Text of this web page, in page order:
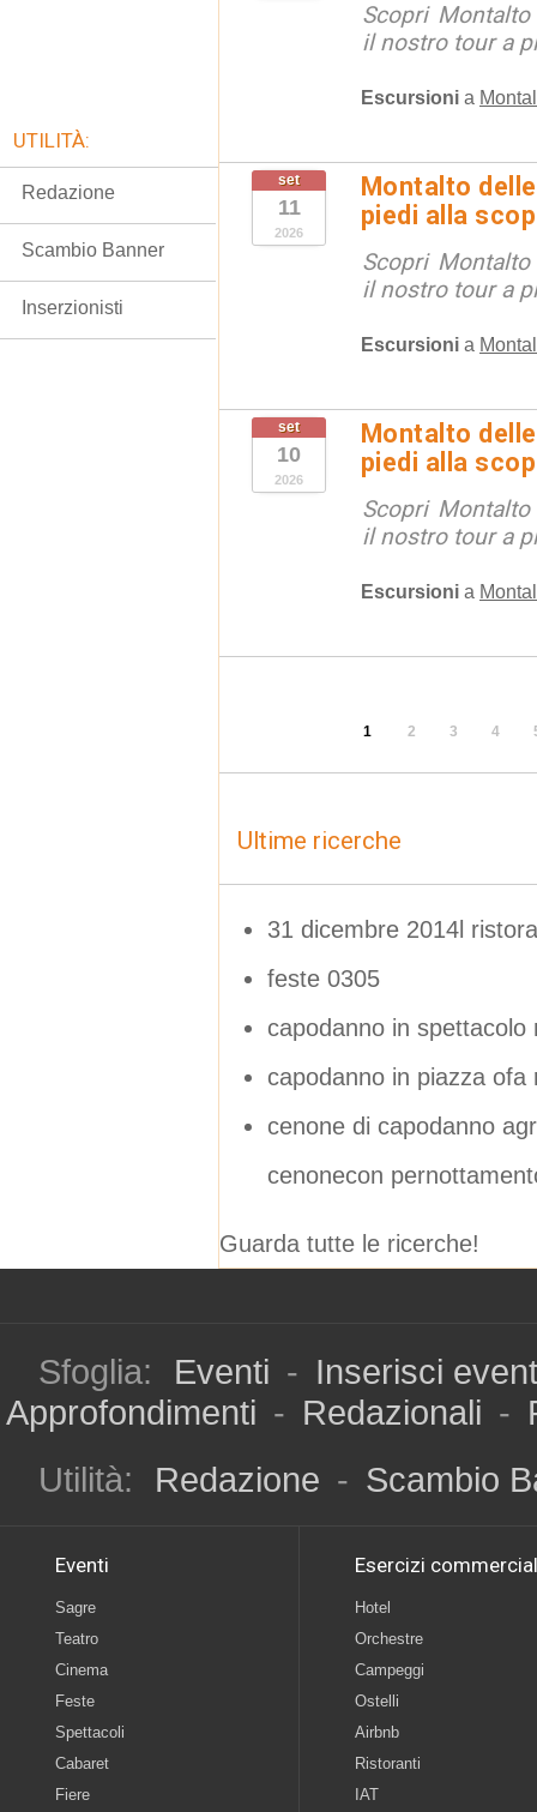
Scopri
il nostro tour a
Escursioni a
set
11
2026
Montalto
piedi alla
Scopri
il nostro tour a
Escursioni a
set
10
2026
Montalto
piedi alla
Scopri
il nostro tour a
Escursioni a
1 2 3 4
Ultime ricerche
31 dicembre 2014l
feste 0305
capodanno in spettacolo
capodanno in piazza ofa
cenone di capodanno
cenonecon
Guarda tutte le ricerche!
UTILITÀ:
Redazione
Scambio Banner
Inserzionisti
Sfoglia: Eventi - Inserisci
Approfondimenti - Redazionali -
Utilità:
Redazione - Scambio
Eventi
Sagre
Teatro
Cinema
Feste
Spettacoli
Cabaret
Fiere
Esercizi
Hotel
Orchestre
Campeggi
Ostelli
Airbnb
Ristoranti
IAT